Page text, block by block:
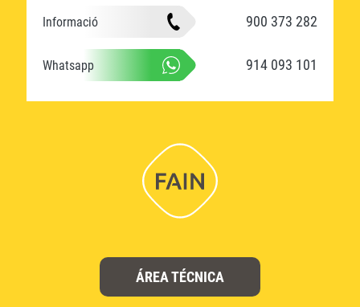
Informació 900 373 282
Whatsapp 914 093 101
ÁREA TÉCNICA